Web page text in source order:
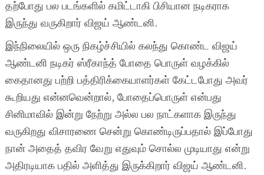
தற்போது பல படங்களில் கமிட்டாகி பிசியான நடிகராக
இருந்து வருகிறார் விஜய் ஆண்டனி.
இந்நிலையில் ஒரு நிகழ்ச்சியில் கலந்து கொண்ட விஜய்
ஆண்டனி நடிகர் ஸ்ரீகாந்த் போதை பொருள் வழக்கில்
கைதானது பற்றி பத்திரிக்கையாளர்கள் கேட்டபோது அவர்
கூறியது என்னவென்றால், போதைப்பொருள் என்பது
சினிமாவில் இன்று நேற்று அல்ல பல நாட்களாக இருந்து
வருகிறது விசாரணை சென்று கொண்டிருப்பதால் இப்போது
நான் அதைத் தவிர வேறு எதுவும் சொல்ல முடியாது என்று
அதிரடியாக பதில் அளித்து இருக்கிறார் விஜய் ஆண்டனி.